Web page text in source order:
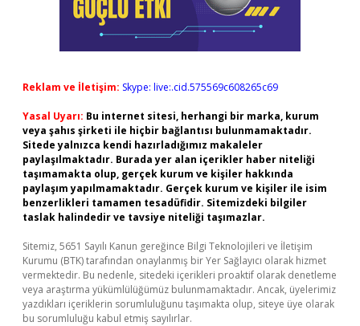
Reklam ve İletişim: Skype: live:.cid.575569c608265c69
Yasal Uyarı: Bu internet sitesi, herhangi bir marka, kurum
veya şahıs şirketi ile hiçbir bağlantısı bulunmamaktadır.
Sitede yalnızca kendi hazırladığımız makaleler
paylaşılmaktadır. Burada yer alan içerikler haber niteliği
taşımamakta olup, gerçek kurum ve kişiler hakkında
paylaşım yapılmamaktadır. Gerçek kurum ve kişiler ile isim
benzerlikleri tamamen tesadüfidir. Sitemizdeki bilgiler
taslak halindedir ve tavsiye niteliği taşımazlar.
Sitemiz, 5651 Sayılı Kanun gereğince Bilgi Teknolojileri ve İletişim
Kurumu (BTK) tarafından onaylanmış bir Yer Sağlayıcı olarak hizmet
vermektedir. Bu nedenle, sitedeki içerikleri proaktif olarak denetleme
veya araştırma yükümlülüğümüz bulunmamaktadır. Ancak, üyelerimiz
yazdıkları içeriklerin sorumluluğunu taşımakta olup, siteye üye olarak
bu sorumluluğu kabul etmiş sayılırlar.